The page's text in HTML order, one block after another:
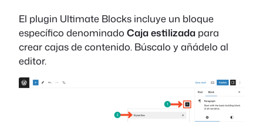
El plugin Ultimate Blocks incluye un bloque
específico denominado Caja estilizada para
crear cajas de contenido. Búscalo y añádelo al
editor.